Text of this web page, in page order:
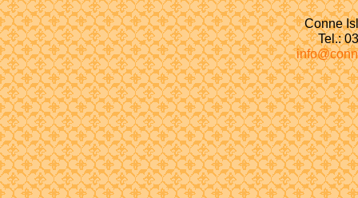
Conne
Tel.: